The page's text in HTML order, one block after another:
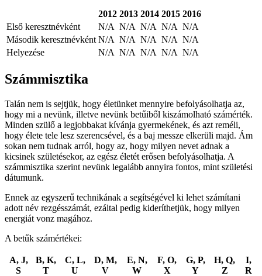
2012 2013 2014 2015 2016
Első keresztnévként
N/A N/A N/A N/A N/A
Második keresztnévként N/A N/A N/A N/A N/A
Helyezése
N/A N/A N/A N/A N/A
Számmisztika
Talán nem is sejtjük, hogy életünket mennyire befolyásolhatja az,
hogy mi a nevünk, illetve nevünk betűiből kiszámolható számérték.
Minden szülő a legjobbakat kívánja gyermekének, és azt reméli,
hogy élete tele lesz szerencsével, és a baj messze elkerüli majd. Ám
sokan nem tudnak arról, hogy az, hogy milyen nevet adnak a
kicsinek születésekor, az egész életét erősen befolyásolhatja. A
számmisztika szerint nevünk legalább annyira fontos, mint születési
dátumunk.
Ennek az egyszerű technikának a segítségével ki lehet számítani
adott név rezgésszámát, ezáltal pedig kideríthetjük, hogy milyen
energiát vonz magához.
A betűk számértékei:
A, J,
S
B, K,
T
C, L,
U
D, M,
V
E, N,
W
F, O,
X
G, P,
Y
H, Q,
Z
I,
R